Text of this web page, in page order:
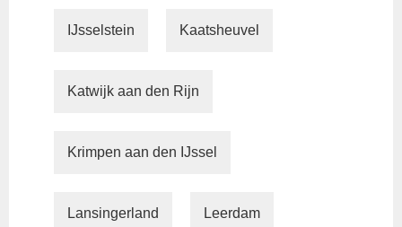
IJsselstein Kaatsheuvel
Katwijk aan den Rijn
Krimpen aan den IJssel
Lansingerland Leerdam